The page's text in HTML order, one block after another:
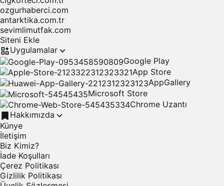
Kripto Para
Kripto dünyasına bakış atın.
Döviz Kurları
Para piyasalarını görüntüleyin.
ozgurhaberci.com
antarktika.com.tr
sevimlimutfak.com
Siteni Ekle
Uygulamalar
Google Play
App Store
AppGallery
Microsoft Store
Chrome Uzantı
Hakkımızda
Künye
İletişim
Biz Kimiz?
İade Koşulları
Çerez Politikası
Gizlilik Politikası